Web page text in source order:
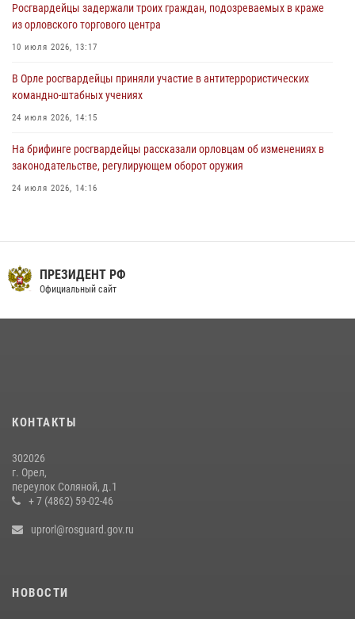
предоставлении госуслуг
03 августа 2026, 14:30
Росгвардейцы задержали троих граждан, подозреваемых в краже
из орловского торгового центра
10 июля 2026, 13:17
В Орле росгвардейцы приняли участие в антитеррористических
командно-штабных учениях
24 июля 2026, 14:15
На брифинге росгвардейцы рассказали орловцам об изменениях в
законодательстве, регулирующем оборот оружия
24 июля 2026, 14:16
В Орле росгвардейцы за неделю проверили два детских лагеря
15 июля 2026, 14:49
ПРЕЗИДЕНТ РФ
Официальный сайт
КОНТАКТЫ
302026
г. Орел,
переулок Соляной, д.1
+ 7 (4862) 59-02-46
uprorl@rosguard.gov.ru
НОВОСТИ